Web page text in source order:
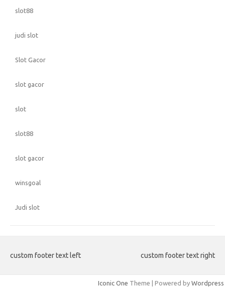
slot88
judi slot
Slot Gacor
slot gacor
slot
slot88
slot gacor
winsgoal
Judi slot
custom footer text left custom footer text right
Iconic One Theme | Powered by Wordpress